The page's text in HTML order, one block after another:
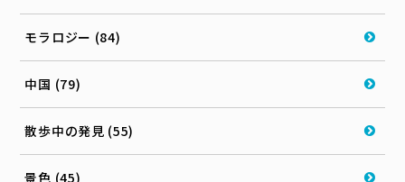
モラロジー (84)
中国 (79)
散歩中の発見 (55)
景色 (45)